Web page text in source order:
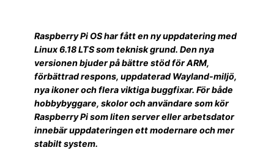
Raspberry Pi OS har fått en ny uppdatering med
Linux 6.18 LTS som teknisk grund. Den nya
versionen bjuder på bättre stöd för ARM,
förbättrad respons, uppdaterad Wayland-miljö,
nya ikoner och flera viktiga buggfixar. För både
hobbybyggare, skolor och användare som kör
Raspberry Pi som liten server eller arbetsdator
innebär uppdateringen ett modernare och mer
stabilt system.